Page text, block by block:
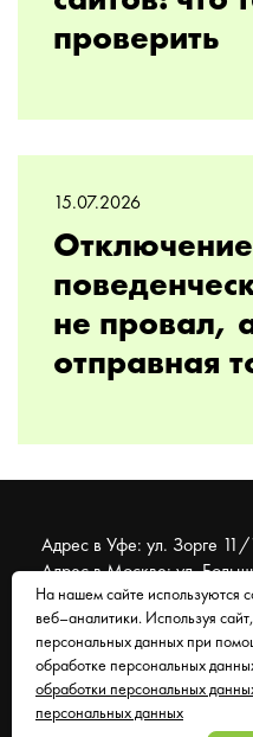
проверить
15.07.2026
не провал,
отправная
Адрес в Уфе: ул. Зорге
Адрес в Москве: ул.
© 2007 - 2026
сайты. Находимся в
Согласие на обработку
Политика обработки
На нашем сайте используются
веб–аналитики. Используя
персональных данных при
обработке персональных
обработки персональных
персональных данных